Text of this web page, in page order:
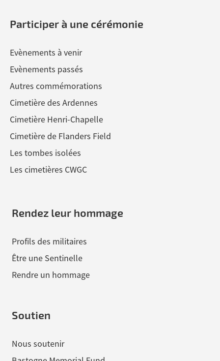
Participer à une cérémonie
Evènements à venir
Evènements passés
Autres commémorations
Cimetière des Ardennes
Cimetière Henri-Chapelle
Cimetière de Flanders Field
Les tombes isolées
Les cimetières CWGC
Rendez leur hommage
Profils des militaires
Être une Sentinelle
Rendre un hommage
Soutien
Nous soutenir